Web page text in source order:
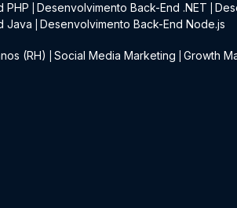
PHP Desenvolvimento Back-End .NET
Java Desenvolvimento Back-End Node.js
(RH) Social Media Marketing Growth